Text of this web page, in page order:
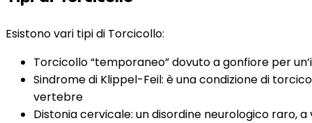
Esistono vari tipi di Torcicollo:
Torcicollo “temporaneo” dovuto a gonfiore per
Sindrome di Klippel-Feil: è una condizione di
vertebre
Distonia cervicale: un disordine neurologico